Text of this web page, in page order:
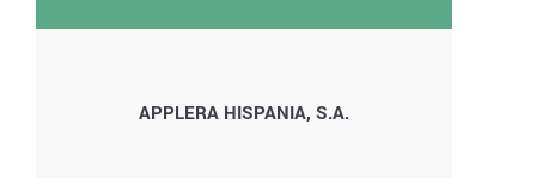
APPLERA HISPANIA, S.A.